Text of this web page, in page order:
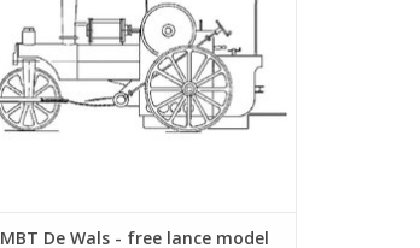
MBT De Wals - free lance model